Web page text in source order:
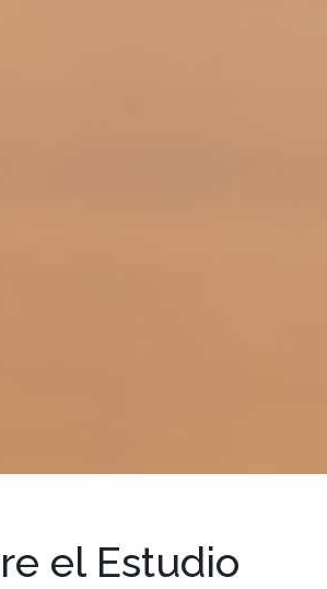
el Estudio